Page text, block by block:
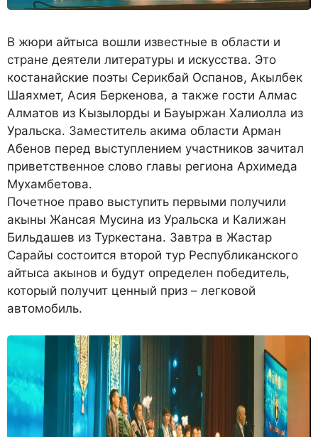
В жюри айтыса вошли известные в области и
стране деятели литературы и искусства. Это
костанайские поэты Серикбай Оспанов, Акылбек
Шаяхмет, Асия Беркенова, а также гости Алмас
Алматов из Кызылорды и Бауыржан Халиолла из
Уральска. Заместитель акима области Арман
Абенов перед выступлением участников зачитал
приветственное слово главы региона Архимеда
Мухамбетова.
Почетное право выступить первыми получили
акыны Жансая Мусина из Уральска и Калижан
Бильдашев из Туркестана. Завтра в Жастар
Сарайы состоится второй тур Республиканского
айтыса акынов и будут определен победитель,
который получит ценный приз – легковой
автомобиль.